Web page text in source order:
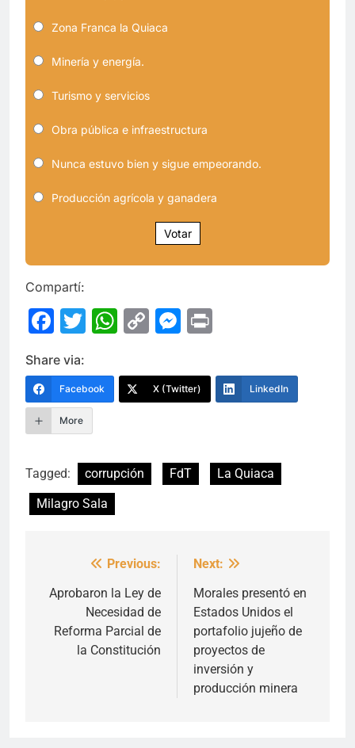
Zona Franca la Quiaca
Minería y energía.
Turismo y servicios
Obra pública e infraestructura
Nunca estuvo bien y sigue empeorando.
Producción agrícola y ganadera
Votar
Compartí:
Facebook
Twitter
WhatsApp
CopyMessenger
Share via:
Facebook X (Twitter) LinkedIn
More
Tagged: corrupción FdT
La Quiaca
Milagro Sala
Navegación
de
entradas
Previous:
Aprobaron la Ley de
Necesidad de
Reforma Parcial de
la Constitución
Next:
Morales presentó en
Estados Unidos el
portafolio jujeño de
proyectos de
inversión y
producción minera